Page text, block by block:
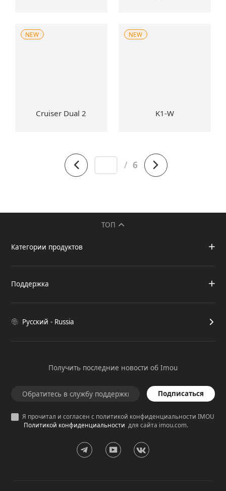
Cruiser Dual 2
NEW
K1-W
NEW
/ 6
ТОП
Категории продуктов
Поддержка
Русский - Russia
Получить последние новости об Imou
Подписаться
Я прочитал и согласен с политикой конфиденциальности IMOU
Политикой конфиденциальностидля сайта imou.com.